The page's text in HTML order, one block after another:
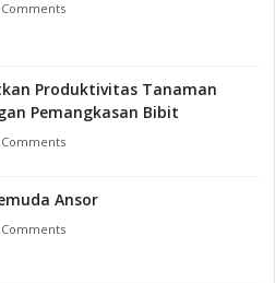
Comments
Produktivitas Tanaman
Pemangkasan Bibit
Comments
Ansor
Comments